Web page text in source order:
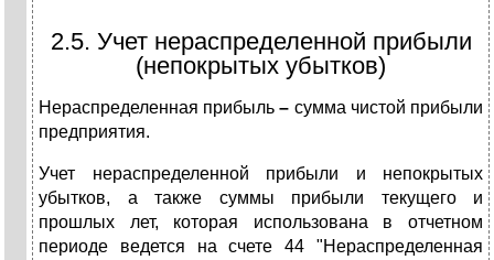
2.5. Учет нераспределенной прибыли
(непокрытых убытков)
Нераспределенная прибыль – сумма чистой прибыли
предприятия.
Учет нераспределенной прибыли и непокрытых
убытков, а также суммы прибыли текущего и
прошлых лет, которая использована в отчетном
периоде ведется на счете 44 "Нераспределенная